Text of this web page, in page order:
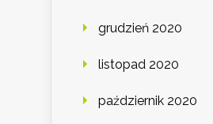
grudzień 2020
listopad 2020
październik 2020